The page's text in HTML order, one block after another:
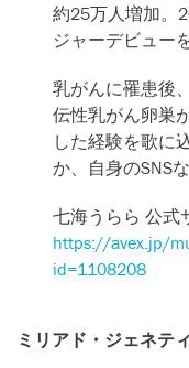
約25万人増加。
ジャーデビュー
乳がんに罹患後
伝性乳がん卵巣
した経験を歌に
か、自身のSNS
七海うらら 公
https://avex.jp/
id=1108208
ミリアド・ジェネテ